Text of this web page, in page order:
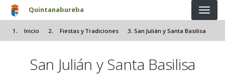
Pasar al contenido principal
Quintanabureba
Inicio Fiestas y Tradiciones San Julián y Santa Basilisa
San Julián y Santa Basilisa